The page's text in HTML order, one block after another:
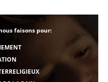
faisons pour: